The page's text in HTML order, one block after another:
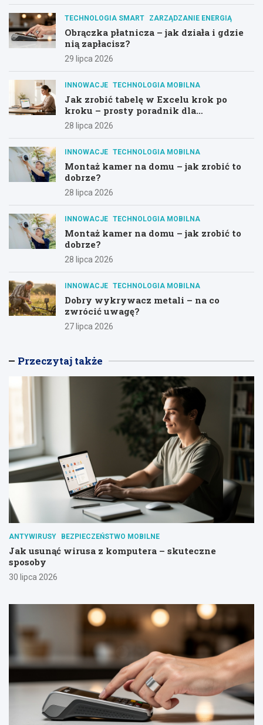
TECHNOLOGIA SMART ZARZĄDZANIE ENERGIĄ
Obrączka płatnicza – jak działa i gdzie
nią zapłacisz?
29 lipca 2026
INNOWACJE TECHNOLOGIA MOBILNA
Jak zrobić tabelę w Excelu krok po
kroku – prosty poradnik dla
początkujących
28 lipca 2026
INNOWACJE TECHNOLOGIA MOBILNA
Montaż kamer na domu – jak zrobić to
dobrze?
28 lipca 2026
INNOWACJE TECHNOLOGIA MOBILNA
Montaż kamer na domu – jak zrobić to
dobrze?
28 lipca 2026
INNOWACJE TECHNOLOGIA MOBILNA
Dobry wykrywacz metali – na co
zwrócić uwagę?
27 lipca 2026
Przeczytaj także
ANTYWIRUSY BEZPIECZEŃSTWO MOBILNE
Jak usunąć wirusa z komputera – skuteczne
sposoby
30 lipca 2026